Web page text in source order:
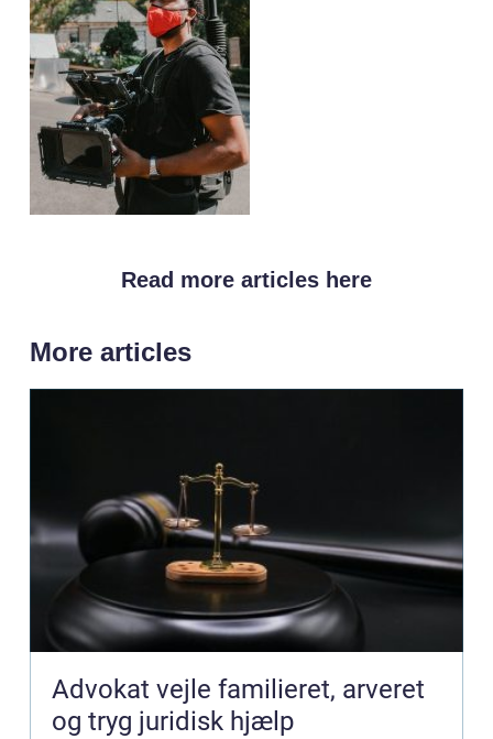
Read more articles here
More articles
Advokat vejle familieret, arveret
og tryg juridisk hjælp